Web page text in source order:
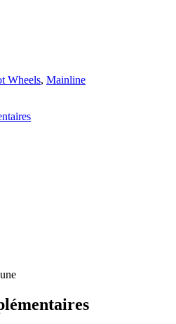
Wheels, Mainline